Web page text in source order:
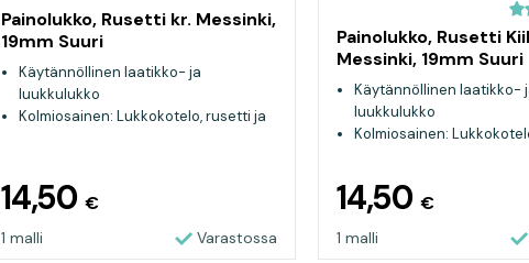
Painolukko, Rusetti kr. Messinki,
19mm Suuri
Käytännöllinen laatikko- ja
luukkulukko
Kolmiosainen: Lukkokotelo, rusetti ja
14,50 €
1 malli Varastossa
Painolukko, Rusetti
Messinki, 19mm Suuri
Käytännöllinen laatikko-
luukkulukko
Kolmiosainen:
14,50 €
1 malli